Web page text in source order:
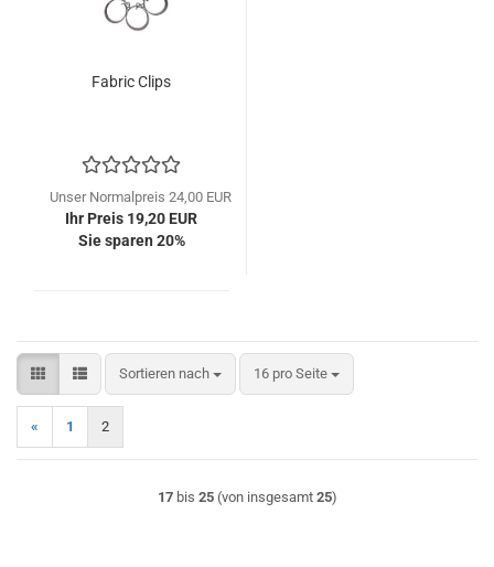
Fabric Clips
Unser Normalpreis 24,00 EUR
Ihr Preis 19,20 EUR
Sie sparen 20%
Sortieren nach
Sortieren nach 16 pro Seite
pro Seite
« 1 2
17bis 25(von insgesamt 25)